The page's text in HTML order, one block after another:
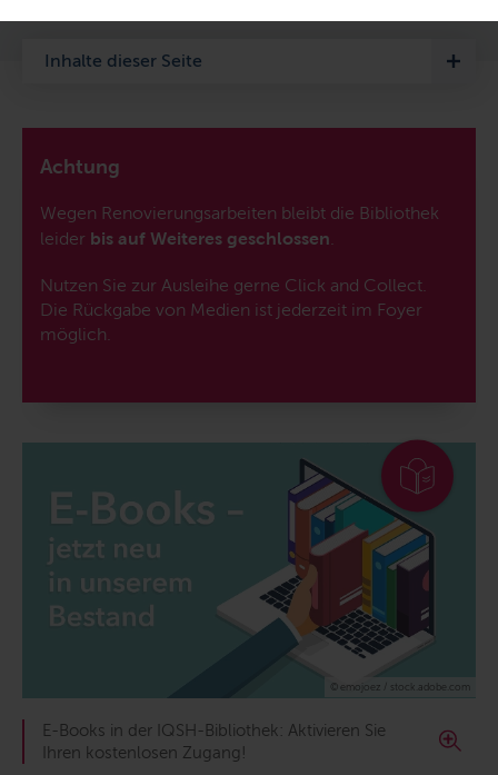
Inhalte dieser Seite
Achtung
Wegen Renovierungsarbeiten bleibt die Bibliothek
leider bis auf Weiteres geschlossen.
Nutzen Sie zur Ausleihe gerne Click and Collect.
Die Rückgabe von Medien ist jederzeit im Foyer
möglich.
© emojoez / stock.adobe.com
E-Books in der IQSH-Bibliothek: Aktivieren Sie
Ihren kostenlosen Zugang!